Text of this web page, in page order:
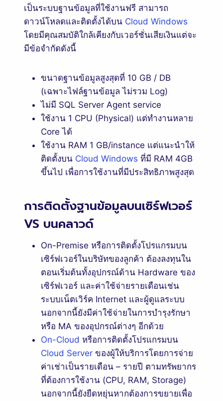
เป็นระบบฐานข้อมูลที่ใช้งานฟรี สามารถ
ดาวน์โหลดและติดตั้งได้บน Cloud Windows
โดยมีคุณสมบัติใกล้เคียงกับเวอร์ชั่นเสียเงินแต่จะ
มีข้อจำกัดดังนี้
ขนาดฐานข้อมูลสูงสุดที่ 10 GB / DB
(เฉพาะไฟล์ฐานข้อมูล ไม่รวม Log)
ไม่มี SQL Server Agent service
ใช้งาน 1 CPU (Physical) แต่ทำงานหลาย
Core ได้
ใช้งาน RAM 1 GB/instance แต่แนะนำให้
ติดตั้งบน Cloud Windows ที่มี RAM 4GB
ขึ้นไป เพื่อการใช้งานที่มีประสิทธิภาพสูงสุด
การติดตั้งฐานข้อมูลบนเซิร์ฟเวอร์
VS บนคลาวด์
On-Premise หรือการติดตั้งโปรแกรมบน
เซิร์ฟเวอร์ในบริษัทของลูกค้า ต้องลงทุนใน
ตอนเริ่มต้นทั้งอุปกรณ์ด้าน Hardware ของ
เซิร์ฟเวอร์ และค่าใช้จ่ายรายเดือนเช่น
ระบบเน็ตเวิร์ค Internet และผู้ดูแลระบบ
นอกจากนี้ยังมีค่าใช้จ่ายในการบำรุงรักษา
หรือ MA ของอุปกรณ์ต่างๆ อีกด้วย
On-Cloud หรือการติดตั้งโปรแกรมบน
Cloud Server ของผู้ให้บริการโดยการจ่าย
ค่าเช่าเป็นรายเดือน – รายปี ตามทรัพยากร
ที่ต้องการใช้งาน (CPU, RAM, Storage)
นอกจากนี้ยังยืดหยุ่นหากต้องการขยายเพื่อ